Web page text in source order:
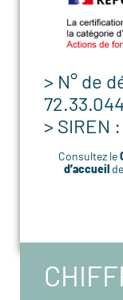
> N° de
> SIREN
Consultez le
d’accueil